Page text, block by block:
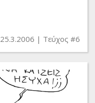
25.3.2006 Τεύχος #6